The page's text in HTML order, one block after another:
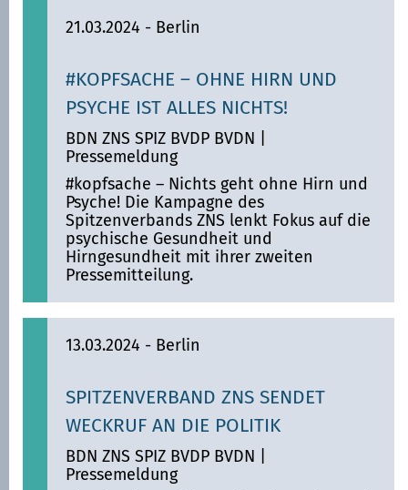
21.03.2024 - Berlin
#KOPFSACHE – OHNE HIRN UND
PSYCHE IST ALLES NICHTS!
BDN ZNS SPIZ BVDP BVDN
Pressemeldung
#kopfsache – Nichts geht ohne Hirn und
Psyche! Die Kampagne des
Spitzenverbands ZNS lenkt Fokus auf die
psychische Gesundheit und
Hirngesundheit mit ihrer zweiten
Pressemitteilung.
13.03.2024 - Berlin
SPITZENVERBAND ZNS SENDET
WECKRUF AN DIE POLITIK
BDN ZNS SPIZ BVDP BVDN
Pressemeldung